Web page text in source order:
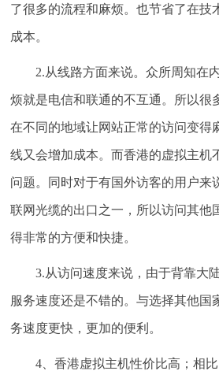
了很多的流程和麻烦。也节省了在技
成本。
2.从线路方面来说。众所周知在
烦就是电信和联通的不互通。所以很
在不同的地域让网站正常的访问变得
线又会增加成本。而香港的虚拟主机
问题。同时对于有国外访客的用户来
联网光缆的出口之一，所以访问其他
得非常的方便和快捷。
3.从访问速度来说，由于背靠大
服务速度还是不错的。与选择其他国
务速度更快，更加的便利。
4、香港虚拟主机性价比高；相